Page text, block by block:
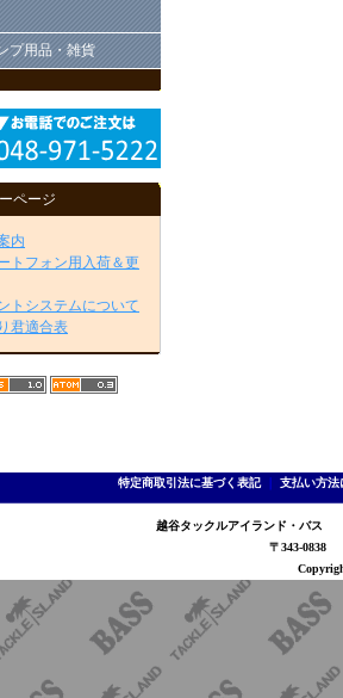
プ用品・雑貨
ページ
内
トフォン用入荷＆更
トシステムについて
君適合表
特定商取引法に基づく表記｜ 支払い方法
越谷タックルアイランド・バ
〒343-0838